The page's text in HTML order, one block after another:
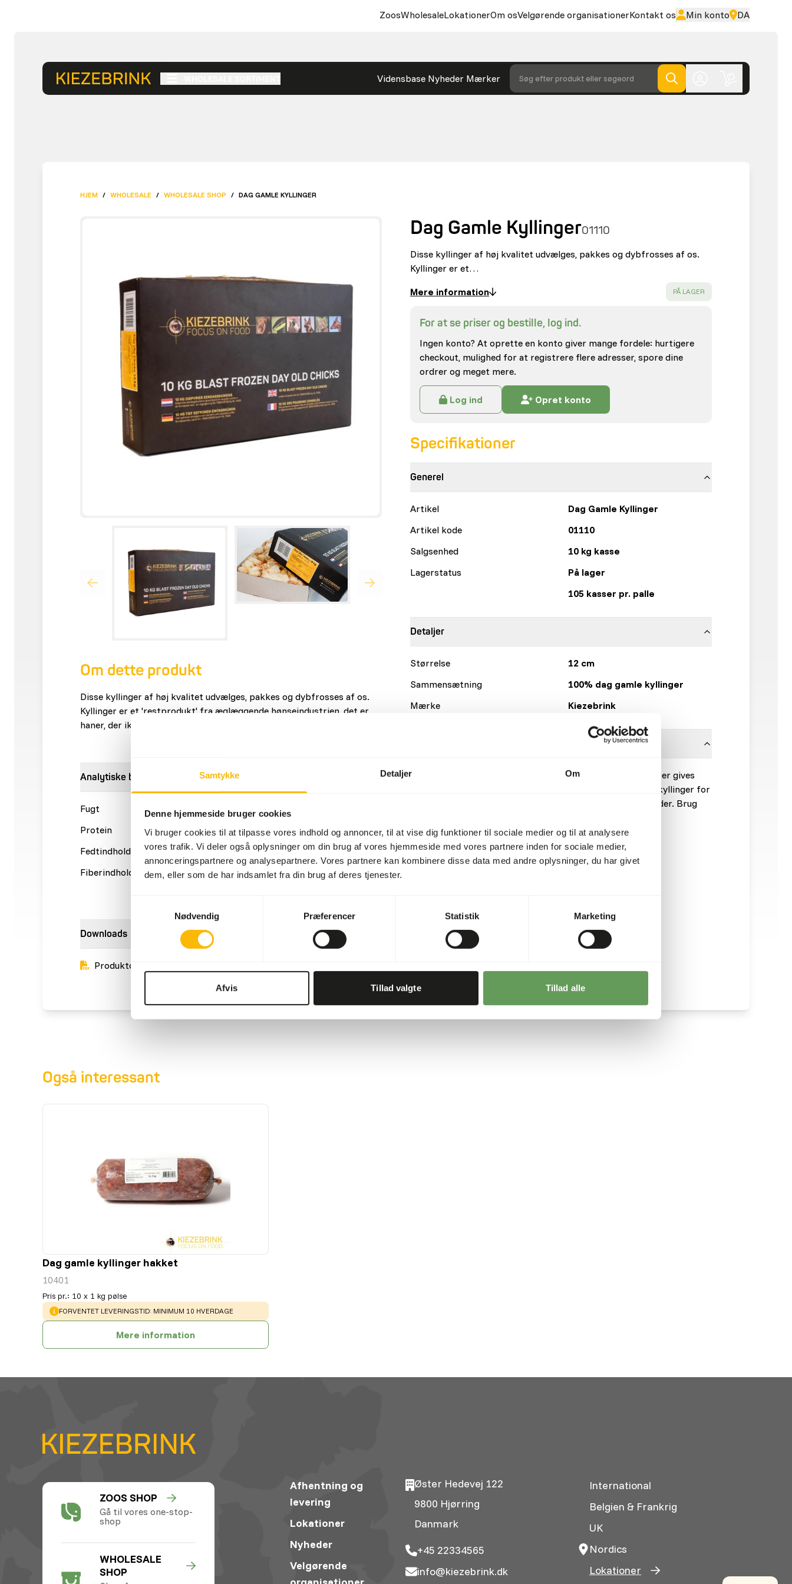
Samtykke Detaljer Om
Denne hjemmeside bruger cookies
Vi bruger cookies til at tilpasse vores indhold og annoncer, til at vise dig funktioner til sociale medier og til at analysere
vores trafik. Vi deler også oplysninger om din brug af vores hjemmeside med vores partnere inden for sociale medier,
annonceringspartnere og analysepartnere. Vores partnere kan kombinere disse data med andre oplysninger, du har givet
dem, eller som de har indsamlet fra din brug af deres tjenester.
Nødvendig
Præferencer Statistik Marketing
Afvis Tillad valgte Tillad alle
ZoosWholesaleLokationerOm osVelgørende organisationerKontakt os Min konto DA
Vidensbase Nyheder Mærker Søg efter produkt eller søgeord
HJEM / WHOLESALE / WHOLESALE SHOP / DAG GAMLE KYLLINGER
Om dette produkt
Disse kyllinger af høj kvalitet udvælges, pakkes og dybfrosses af os.
Kyllinger er et 'restprodukt' fra æglæggende hønseindustrien, det er
haner, der ikke kan bruges. Derfor aflives de efter klækning.
Analytiske bestanddele
Fugt 77% Råaske
Protein
16% Calcium
0,4%
Fedtindhold
6% Fosfor
0,26%
Fiberindhold
0,2%
Energi
116,3
Downloads
Produktdatablad
Dag Gamle Kyllinger01110
Disse kyllinger af høj kvalitet udvælges, pakkes og dybfrosses af os.
Kyllinger er et…
Mere information
SUCCESS
PÅ LAGER
For at se priser og bestille, log ind.
Ingen konto? At oprette en konto giver mange fordele: hurtigere
checkout, mulighed for at registrere flere adresser, spore dine
ordrer og meget mere.
Log ind Opret konto
Specifikationer
Generel
Artikel
Dag Gamle Kyllinger
Artikel kode
01110
Salgsenhed
10 kg kasse
Lagerstatus
På lager
105 kasser pr. palle
Detaljer
Størrelse
12 cm
Sammensætning
100% dag gamle kyllinger
Mærke
Kiezebrink
Kyllinger kan fodres som et stort bytte. Hvis mange kyllinger gives
dagligt, kan det være klogt at fjerne blommen fra et antal kyllinger for
at forhindre en overdosis af A-vitamin. Dette er råt dyrefoder. Brug
Også interessant
Dag gamle kyllinger hakket
10401
Pris pr.: 10 x 1 kg pølse
WARNING:
FORVENTET LEVERINGSTID: MINIMUM 10 HVERDAGE
Mere information
ZOOS SHOP
Gå til vores one-stop-
shop
WHOLESALE
SHOP
Afhentning og
levering
Lokationer
Nyheder
Velgørende
Øster Hedevej 122
9800 Hjørring
Danmark
+45 22334565
info@kiezebrink.dk
International
Belgien & Frankrig
UK
Nordics
Lokationer